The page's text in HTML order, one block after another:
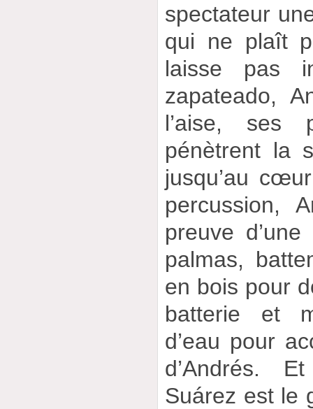
spectateur
qui ne plaît
laisse pas
zapateado,
l’aise, ses
pénètrent la
jusqu’au
percussion,
preuve
palmas,
en bois pour
batterie et
d’eau pour
d’Andrés.
Suárez est le